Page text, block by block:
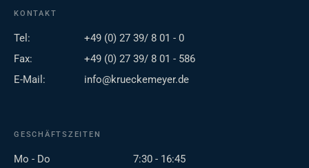
KONTAKT
Tel:
+49 (0) 27 39/ 8 01 - 0
Fax:
+49 (0) 27 39/ 8 01 - 586
E-Mail:
info@krueckemeyer.de
GESCHÄFTSZEITEN
Mo - Do
7:30 - 16:45